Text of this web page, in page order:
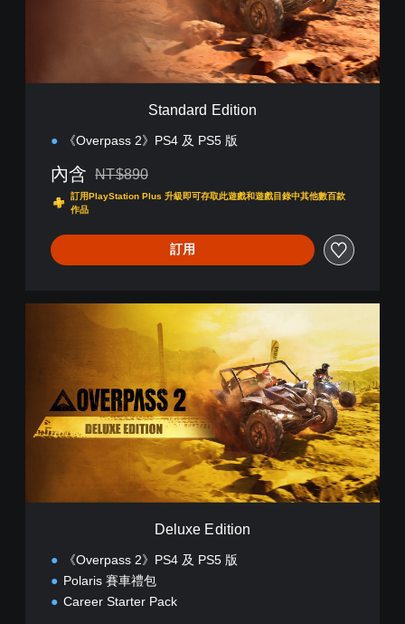
t
Standard Edition
《Overpass 2》PS4 及 PS5 版
內含 折扣前原價為NT$890
NT$890
訂用PlayStation Plus 升級即可存取此遊戲和遊戲目錄中其他數百款
作品
訂用
o
Deluxe Edition
《Overpass 2》PS4 及 PS5 版
Polaris 賽車禮包
Career Starter Pack